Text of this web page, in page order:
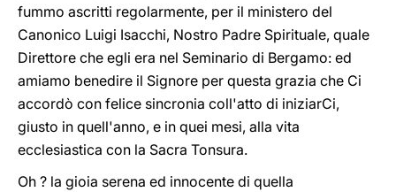
fummo ascritti regolarmente, per il ministero del
Canonico Luigi Isacchi, Nostro Padre Spirituale, quale
Direttore che egli era nel Seminario di Bergamo: ed
amiamo benedire il Signore per questa grazia che Ci
accordò con felice sincronia coll'atto di iniziarCi,
giusto in quell'anno, e in quei mesi, alla vita
ecclesiastica con la Sacra Tonsura.
Oh ? la gioia serena ed innocente di quella